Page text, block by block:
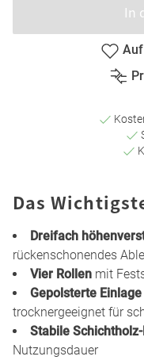
In
Das
Dreifach
rückenschonendes
Vier Rollen mit
Gepolsterte Einlage
trocknergeeignet für
Stabile
Nutzungsdauer